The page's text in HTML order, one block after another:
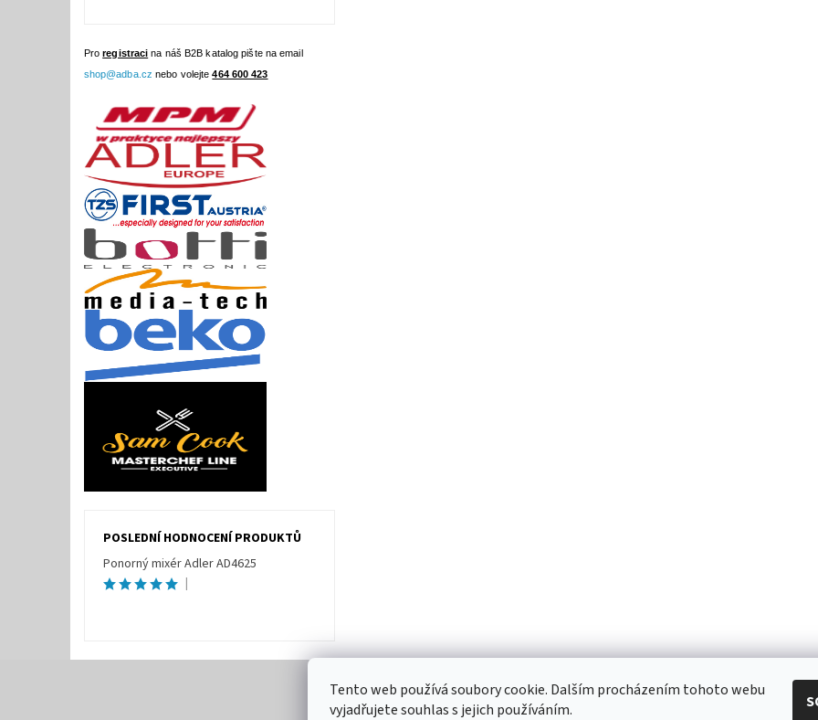
Proregistraci na náš B2B katalog pište na email
shop@adba.cz nebo volejte464 600 423
POSLEDNÍ HODNOCENÍ PRODUKTŮ
Ponorný mixér Adler AD4625
|
eshop - elektrodvorak.cz
Tento web používá soubory cookie. Dalším procházením tohoto webu
vyjadřujete souhlas s jejich používáním.